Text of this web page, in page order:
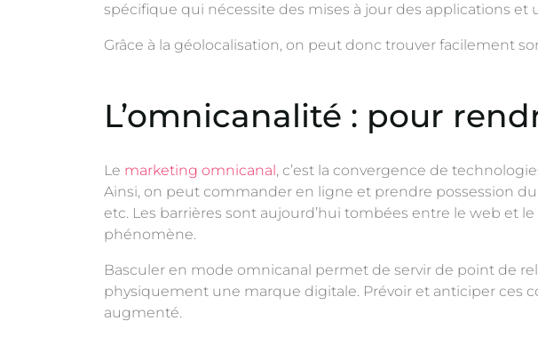
spécifique qui nécessite des mises à jour des applications
Grâce à la géolocalisation, on peut donc trouver facilement
L’omnicanalité : pour
Le marketing omnicanal , c’est la convergence de
Ainsi, on peut commander en ligne et prendre possession
etc. Les barrières sont aujourd’hui tombées entre le web et
phénomène.
Basculer en mode omnicanal permet de servir de point de
physiquement une marque digitale. Prévoir et anticiper
augmenté.